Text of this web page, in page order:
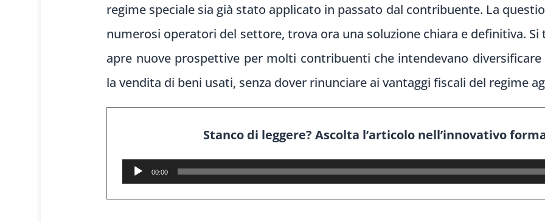
regime speciale sia già stato applicato in passato dal contribuente. La
numerosi operatori del settore, trova ora una soluzione chiara e definitiva.
apre nuove prospettive per molti contribuenti che intendevano
la vendita di beni usati, senza dover rinunciare ai vantaggi fiscali del regime
Stanco di leggere? Ascolta l’articolo nell’innovativo
Audio
Player
00:00